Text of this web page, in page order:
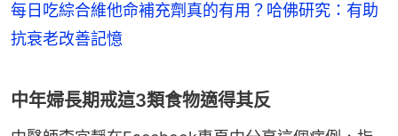
每日吃綜合維他命補充劑真的有用？哈佛研究：有助
抗衰老改善記憶
中年婦長期戒這3類食物適得其反